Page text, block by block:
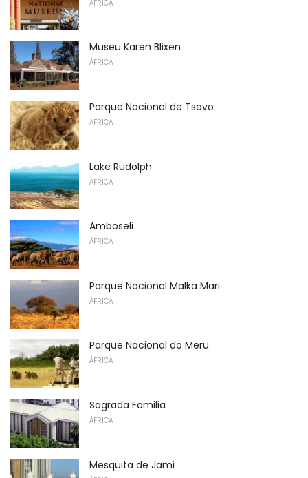
ÁFRICA
Museu Karen Blixen
ÁFRICA
Parque Nacional de Tsavo
ÁFRICA
Lake Rudolph
ÁFRICA
Amboseli
ÁFRICA
Parque Nacional Malka Mari
ÁFRICA
Parque Nacional do Meru
ÁFRICA
Sagrada Familia
ÁFRICA
Mesquita de Jami